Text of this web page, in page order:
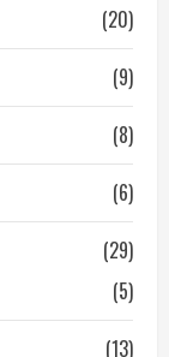
(20)
(9)
(8)
(6)
(29)
(5)
(13)